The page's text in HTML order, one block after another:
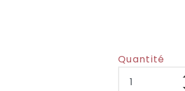
Quantité